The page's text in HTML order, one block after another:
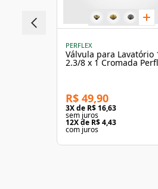
PERFLEX
Válvula para Lavatório
2.3/8 x 1 Cromada
R$ 49,90
3X de R$ 16,63
sem juros
12X de R$ 4,43
com juros